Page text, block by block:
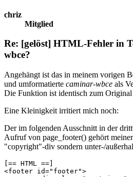
chriz
Mitglied
Re: [gelöst] HTML-Fehler in
wbce?
Angehängt ist das in meinem vorigen
und umformatierte caminar-wbce als
Die Funktion ist identisch zum Original
Eine Kleinigkeit irritiert mich noch:
Der im folgenden Ausschnitt in der
Aufruf von page_footer() gehört
"copyright"-div sondern unter-/
[== HTML ==]
<footer id="footer">